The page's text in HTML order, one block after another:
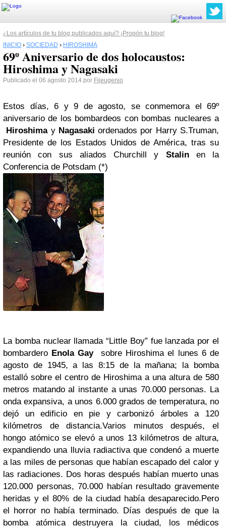
¿Los artículos de tu blog publicados aquí? ¡Propón tu blog!
INICIO › SOCIEDAD › HIROSHIMA
69º Aniversario de dos holocaustos:
Hiroshima y Nagasaki
Publicado el 06 agosto 2014 por Fjjeugenio
Estos días, 6 y 9 de agosto, se conmemora el 69º
aniversario de los bombardeos con bombas nucleares a
Hiroshimay Nagasaki ordenados por Harry S.Truman,
Presidente de los Estados Unidos de América, tras su
reunión con sus aliados Churchill y Stalinen la
Conferencia de Potsdam (*)
La bomba nuclear llamada “Little Boy” fue lanzada por el
bombardero Enola Gaysobre Hiroshima el lunes 6 de
agosto de 1945, a las 8:15 de la mañana; la bomba
estalló sobre el centro de Hiroshima a una altura de 580
metros matando al instante a unas 70.000 personas. La
onda expansiva, a unos 6.000 grados de temperatura, no
dejó un edificio en pie y carbonizó árboles a 120
kilómetros de distancia.Varios minutos después, el
hongo atómico se elevó a unos 13 kilómetros de altura,
expandiendo una lluvia radiactiva que condenó a muerte
a las miles de personas que habían escapado del calor y
las radiaciones. Dos horas después habían muerto unas
120.000 personas, 70.000 habían resultado gravemente
heridas y el 80% de la ciudad había desaparecido.Pero
el horror no había terminado. Días después de que la
bomba atómica destruyera la ciudad, los médicos